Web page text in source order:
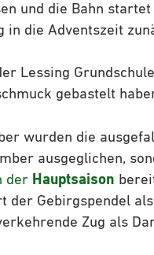
und die Bahn startet
in die Adventszeit
Lessing
gebastelt
wurden die
ausgeglichen,
der Hauptsaison
der Gebirgspendel
Zug als